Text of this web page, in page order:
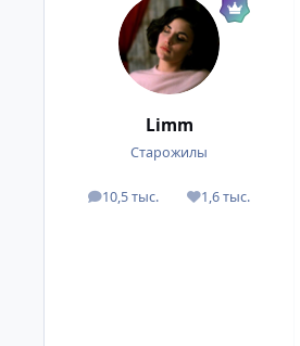
Limm
Старожилы
10,5 тыс.
посты 1,6 тыс.
Репутация